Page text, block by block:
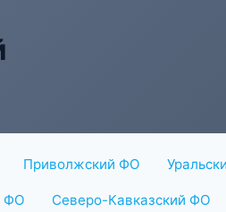
Приволжский ФО
ФО Северо-Кавказский ФО